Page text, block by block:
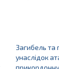
Загибель та
унаслідок